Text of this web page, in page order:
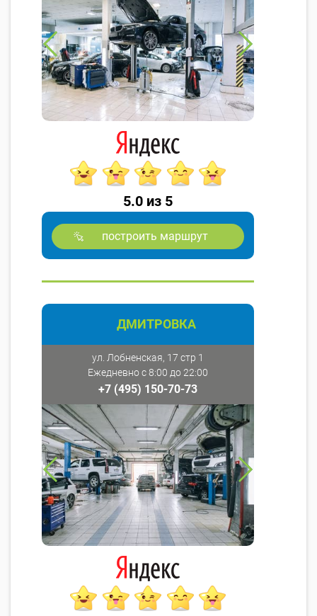
5.0 из 5
построить маршрут
ДМИТРОВКА
ул. Лобненская, 17 стр 1
Ежедневно с 8:00 до 22:00
+7 (495) 150-70-73